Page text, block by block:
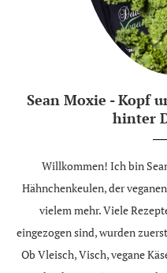
Sean Moxie - Kopf
hinter
Willkommen! Ich bin
Hähnchenkeulen, der
vielem mehr. Viele
eingezogen sind, wurden
Ob Vleisch, Visch, vegane